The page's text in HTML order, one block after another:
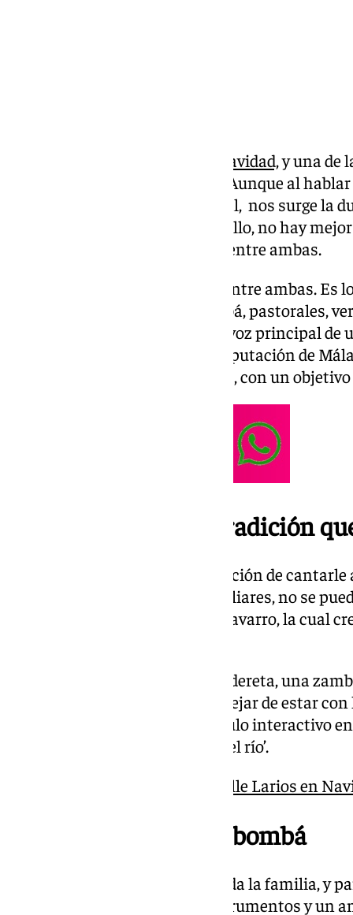
la Navidad,y una de
consolidadas es la zambombá. Aunque al
instrumento música tradicional, nos surge la
zambomba o zambombá. Para ello, no hay
para hablar sobre la diferencia entre ambas.
«No existe una distinción real entre ambas. Es
Navidad. Zambomba, zambombá, pastorales,
Navidad», comenta Encarni, la voz principal de
jueves 28 de noviembre en la Diputación de
de menos de 20.000 habitantes, con un
La zambomba: una tradición
«Nunca se debe perder esa tradición de
viene de nuestros abuelos, familiares, no se
patrimonio universal», opina Navarro, la cual
«Nunca se debe perder una pandereta, una
cantarle a la Navidad y nunca dejar de estar
cual ha preparado un espectáculo interactivo
villancicos como ‘Los peces en el río’.
Así han sido las luces de calle Larios en
El significado de zambombá
La Navidad invita a juntarse toda la familia, y
gente con ganas de cantar, instrumentos y un